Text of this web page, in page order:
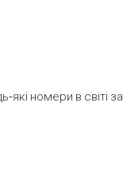
номери в світі за